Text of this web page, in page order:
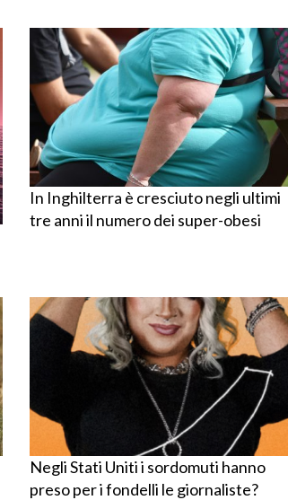
In Inghilterra è cresciuto negli ultimi
tre anni il numero dei super-obesi
Negli Stati Uniti i sordomuti hanno
preso per i fondelli le giornaliste?